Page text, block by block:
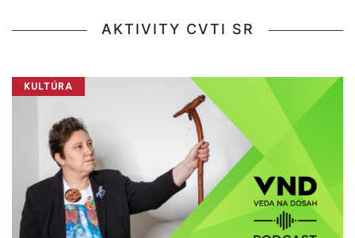
AKTIVITY CVTI SR
KULTÚRA